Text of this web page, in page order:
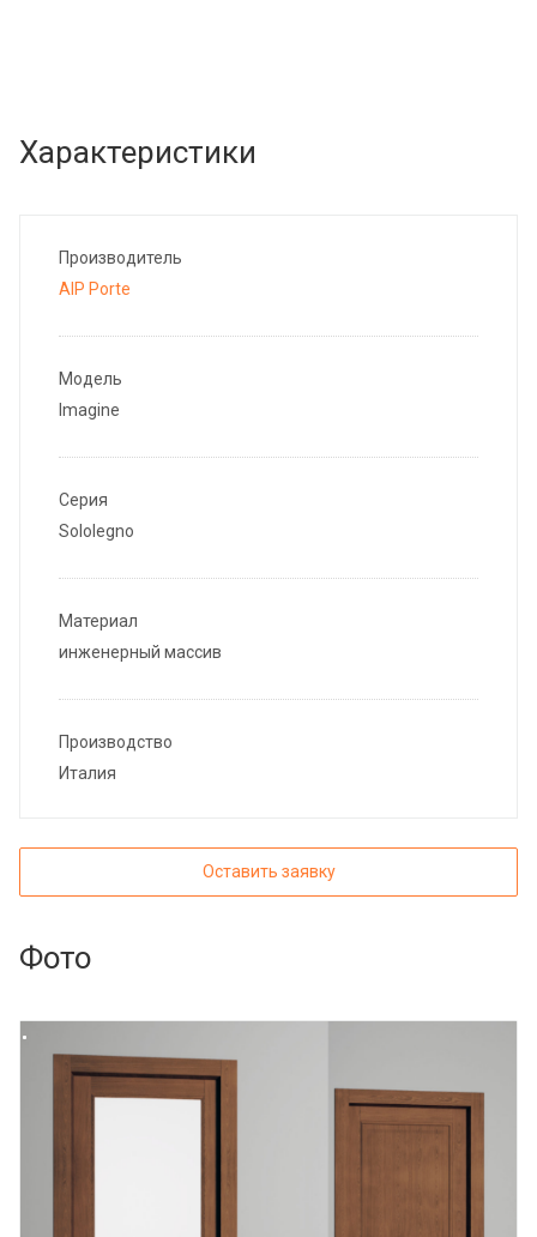
Характеристики
Производитель
AIP Porte
Модель
Imagine
Серия
Sololegno
Материал
инженерный массив
Производство
Италия
Оставить заявку
Фото